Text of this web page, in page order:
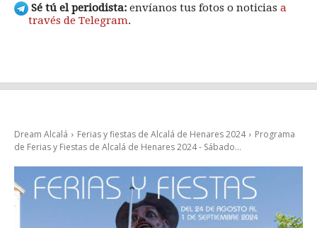
Sé tú el periodista: envíanos tus fotos o noticias a
través de Telegram.